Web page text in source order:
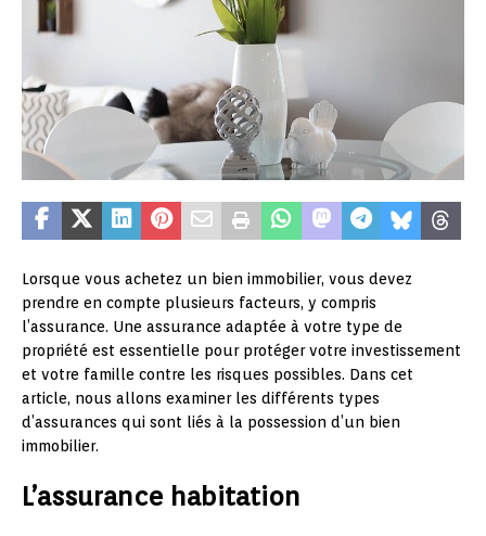
Lorsque vous achetez un bien immobilier, vous devez
prendre en compte plusieurs facteurs, y compris
l’assurance. Une assurance adaptée à votre type de
propriété est essentielle pour protéger votre investissement
et votre famille contre les risques possibles. Dans cet
article, nous allons examiner les différents types
d’assurances qui sont liés à la possession d’un bien
immobilier.
L’assurance habitation